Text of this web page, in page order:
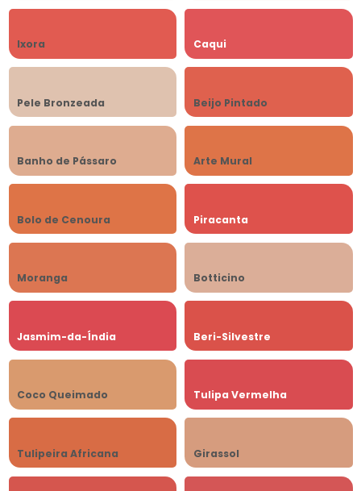
Ixora Caqui
Pele Bronzeada Beijo Pintado
Banho de Pássaro Arte Mural
Bolo de Cenoura Piracanta
Moranga Botticino
Jasmim-da-Índia Beri-Silvestre
Coco Queimado Tulipa Vermelha
Tulipeira Africana Girassol